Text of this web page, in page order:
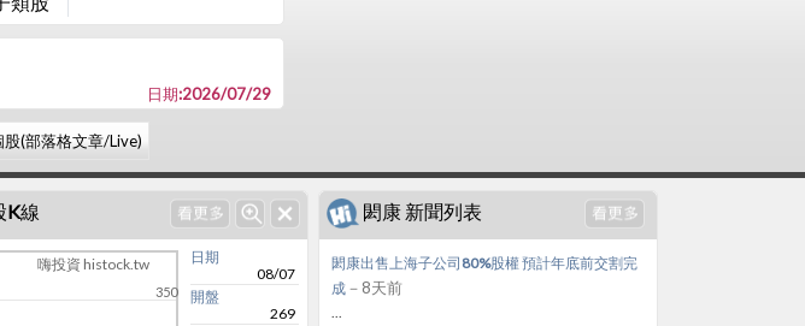
日期:2026/07/29
股(部落格文章/Live)
K線
嗨投資 histock.tw
350
日期
08/07
開盤
269
閎康 新聞列表
閎康出售上海子公司80%股權 預計年底前交割完
成 －8天前
...